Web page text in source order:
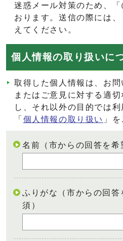
迷惑メール対策のため、
おります。送信の際には
えてください。
個人情報の取り扱いに
取得した個人情報は、お問
またはご意見に対する適
し、それ以外の目的では
「 個人情報の取り扱い 」
名前（市からの回答を希
ふりがな（市からの回
須）